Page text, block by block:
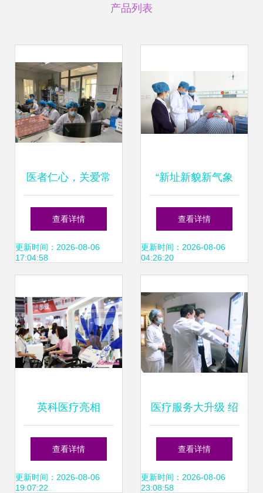
产品列表
医者仁心，关爱常
在——五华区人民
医院内一科以优质
健康
查看详情
更新时间：2026-08-06
17:04:58
“新址新貌新气象
医疗服务再上新台
阶”——萧县人民医
新篇章
查看详情
更新时间：2026-08-06
04:26:20
英科医疗亮相
2021CMEF 全系列
产品开启行业医疗
查看详情
更新时间：2026-08-06
19:07:22
医疗服务大升级 绍
兴市人民医院肝胆
胰外科出新招
查看详情
更新时间：2026-08-06
23:08:58